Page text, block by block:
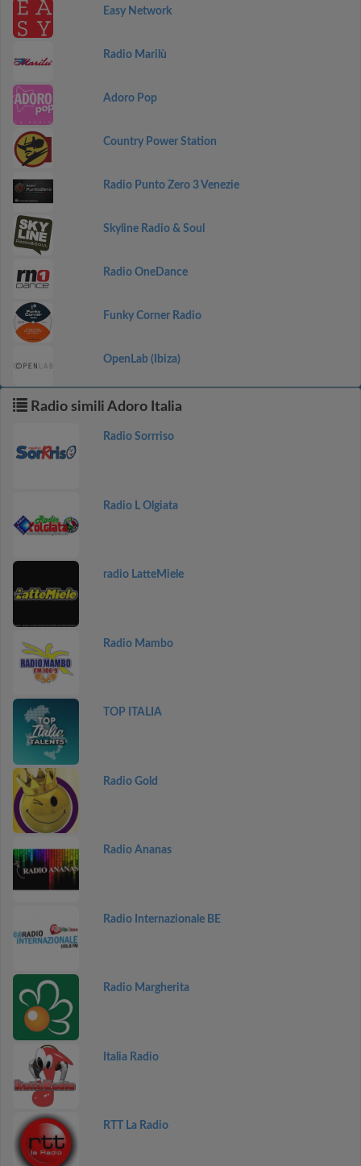
Easy Network
Radio Marilù
Adoro Pop
Country Power Station
Radio Punto Zero 3 Venezie
Skyline Radio & Soul
Radio OneDance
Funky Corner Radio
OpenLab (Ibiza)
Radio simili Adoro Italia
Radio Sorrriso
Radio L Olgiata
radio LatteMiele
Radio Mambo
TOP ITALIA
Radio Gold
Radio Ananas
Radio Internazionale BE
Radio Margherita
Italia Radio
RTT La Radio